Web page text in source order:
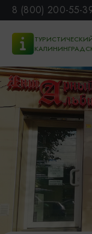
8 (800) 200-55-